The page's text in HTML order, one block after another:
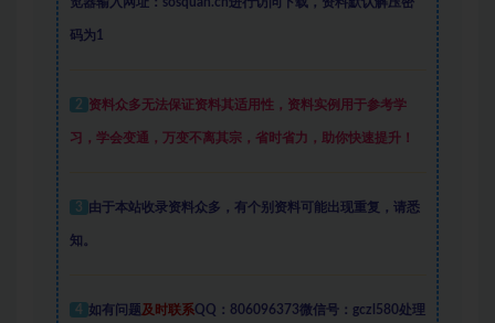
码为1
2 资料众多无法保证资料其适用性，资料实例 用于参考学
习，学会变通，万变不离其宗，省时省力，助你快速提升！
3 由于本站收录资料众多，有个别资料可能出现重复，请悉
知。
4 如有问题 及时联系QQ：806096373微信号：gczl580处理